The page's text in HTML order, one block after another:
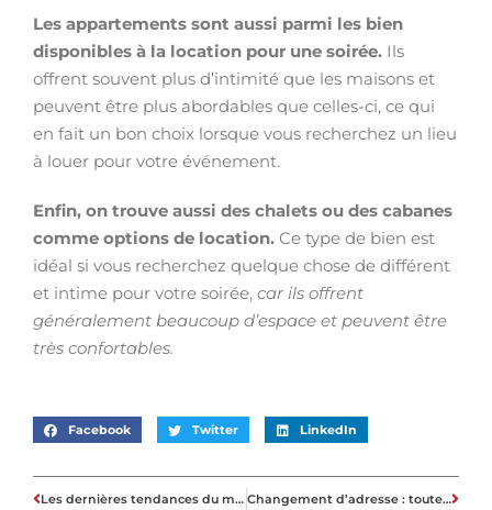
Les appartements sont aussi parmi les bien
disponibles à la location pour une soirée. Ils
offrent souvent plus d’intimité que les maisons et
peuvent être plus abordables que celles-ci, ce qui
en fait un bon choix lorsque vous recherchez un lieu
à louer pour votre événement.
Enfin, on trouve aussi des chalets ou des cabanes
comme options de location. Ce type de bien est
idéal si vous recherchez quelque chose de différent
et intime pour votre soirée, car ils offrent
généralement beaucoup d’espace et peuvent être
très confortables.
Facebook Twitter LinkedIn
Les dernières tendances du marché immobilier en Suisse Romande : conseils d’expert Changement d’adresse : toutes les informations